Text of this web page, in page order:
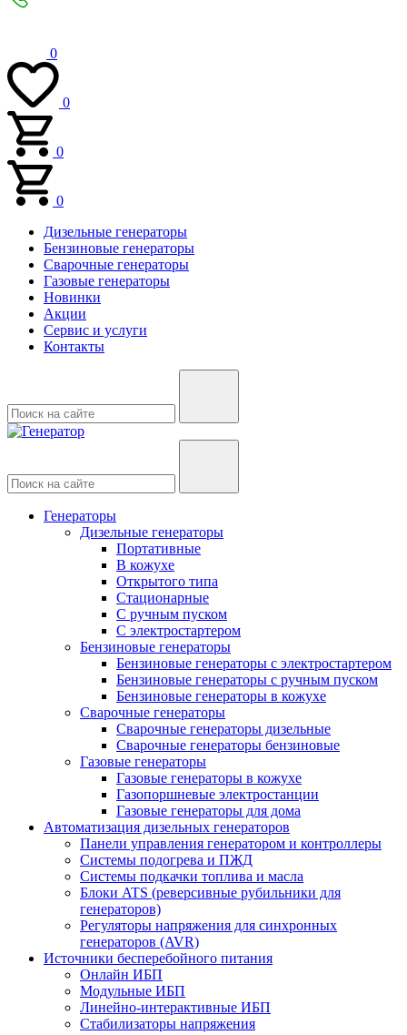
0
0
0
0
Дизельные генераторы
Бензиновые генераторы
Сварочные генераторы
Газовые генераторы
Новинки
Акции
Сервис и услуги
Контакты
Генераторы
Дизельные генераторы
Портативные
В кожухе
Открытого типа
Стационарные
С ручным пуском
С электростартером
Бензиновые генераторы
Бензиновые генераторы с электростартером
Бензиновые генераторы с ручным пуском
Бензиновые генераторы в кожухе
Сварочные генераторы
Сварочные генераторы дизельные
Сварочные генераторы бензиновые
Газовые генераторы
Газовые генераторы в кожухе
Газопоршневые электростанции
Газовые генераторы для дома
Автоматизация дизельных генераторов
Панели управления генератором и контроллеры
Системы подогрева и ПЖД
Системы подкачки топлива и масла
Блоки ATS (реверсивные рубильники для
генераторов)
Регуляторы напряжения для синхронных
генераторов (AVR)
Источники бесперебойного питания
Онлайн ИБП
Модульные ИБП
Линейно-интерактивные ИБП
Стабилизаторы напряжения